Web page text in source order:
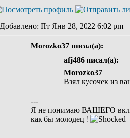
Добавлено: Пт Янв 28, 2022 6:02 pm
Morozko37 писал(а):
afj486 писал(а):
Morozko37
Взял кусочек из
---
Я не понимаю ВАШЕГО
как бы молодец !